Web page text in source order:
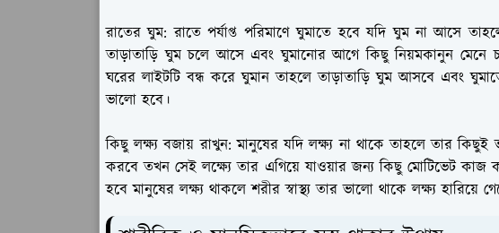
রাতের ঘুম: রাতে পর্যাপ্ত পরিমাণে ঘুমাতে হবে যদি ঘুম না আসে
তাড়াতাড়ি ঘুম চলে আসে এবং ঘুমানোর আগে কিছু নিয়মকানুন
ঘরের লাইটটি বন্ধ করে ঘুমান তাহলে তাড়াতাড়ি ঘুম আসবে এবং
ভালো হবে।
কিছু লক্ষ্য বজায় রাখুন: মানুষের যদি লক্ষ্য না থাকে তাহলে তার
করবে তখন সেই লক্ষ্যে তার এগিয়ে যাওয়ার জন্য কিছু মোটিভেট কাজ
হবে মানুষের লক্ষ্য থাকলে শরীর স্বাস্থ্য তার ভালো থাকে লক্ষ্য হারিয়ে